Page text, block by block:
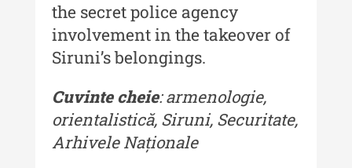
Buletinul Centrului de Cercetare
și Conservare-Restaurare a
Patrimoniului - 2020
Buletinul Centrului de Cercetare
și Conservare-Restaurare a
Patrimoniului - 2019
Indexul Complet
the secret police agency
involvement in the takeover of
Siruni’s belongings.
Cuvinte cheie: armenologie,
orientalistică, Siruni, Securitate,
Arhivele Naționale